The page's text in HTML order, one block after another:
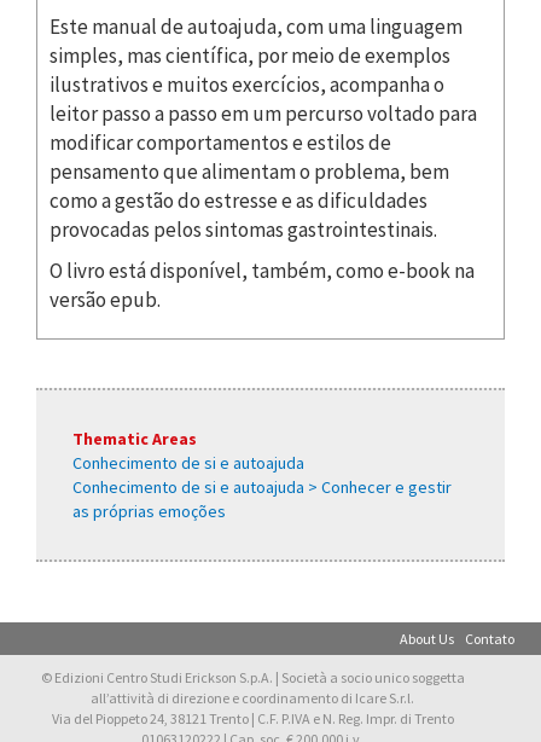
Este manual de autoajuda, com uma linguagem
simples, mas científica, por meio de exemplos
ilustrativos e muitos exercícios, acompanha o
leitor passo a passo em um percurso voltado para
modificar comportamentos e estilos de
pensamento que alimentam o problema, bem
como a gestão do estresse e as dificuldades
provocadas pelos sintomas gastrointestinais.
O livro está disponível, também, como e-book na
versão epub.
Thematic Areas
Conhecimento de si e autoajuda
Conhecimento de si e autoajuda > Conhecer e gestir
as próprias emoções
About Us Contato
© Edizioni Centro Studi Erickson S.p.A. | Società a socio unico soggetta
all’attività di direzione e coordinamento di Icare S.r.l.
Via del Pioppeto 24, 38121 Trento | C.F. P.IVA e N. Reg. Impr. di Trento